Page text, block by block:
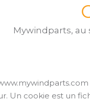
Mywindparts,
Un cookie est un